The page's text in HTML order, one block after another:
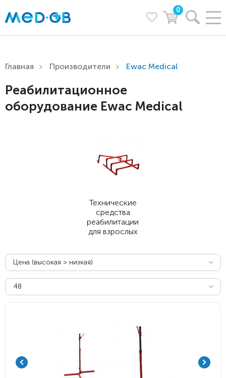
0
Главная Производители Ewac Medical
Реабилитационное
оборудование Ewac Medical
Технические
средства
реабилитации
для взрослых
Цена (высокая > низкая)
48